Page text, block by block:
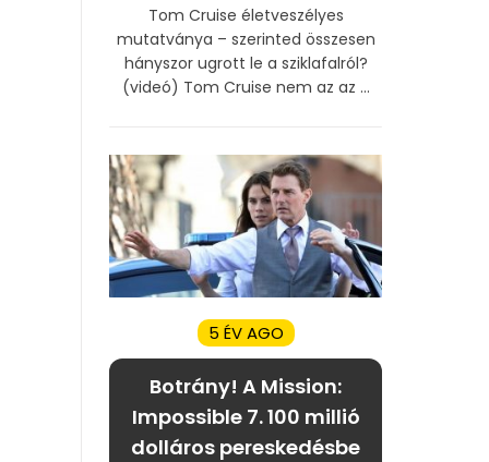
Tom Cruise életveszélyes
mutatványa – szerinted összesen
hányszor ugrott le a sziklafalról?
(videó) Tom Cruise nem az az ...
5 ÉV AGO
Botrány! A Mission:
Impossible 7. 100 millió
dolláros pereskedésbe